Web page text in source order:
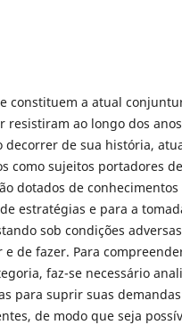
constituem a atual
ao longo dos
decorrer de sua história,
como sujeitos portadores
dotados de conhecimentos
estratégias e para a
sob condições
de fazer. Para
faz-se necessário
para suprir suas demandas
de modo que seja